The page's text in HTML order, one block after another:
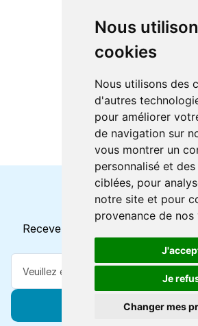
Nous
cookies
Nous utilisons des
d'autres
pour améliorer
de navigation sur
vous montrer un
personnalisé et
ciblées, pour
notre site et pour
provenance de nos
Je
Changer mes
Horaires et offres
Recevez toutes les mises à jour
S'abonner